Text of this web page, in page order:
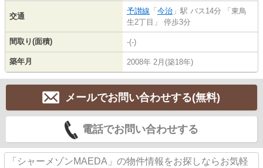
交通
予讃線 「 今治 」駅 バス14分 「東鳥
生2丁目」 停歩3分
間取り(面積) -(-)
築年月 2008年 2月(築18年)
メールでお問い合わせする(無料)
電話でお問い合わせする
「シャーメゾンMAEDA」の物件情報をお探しならお気軽